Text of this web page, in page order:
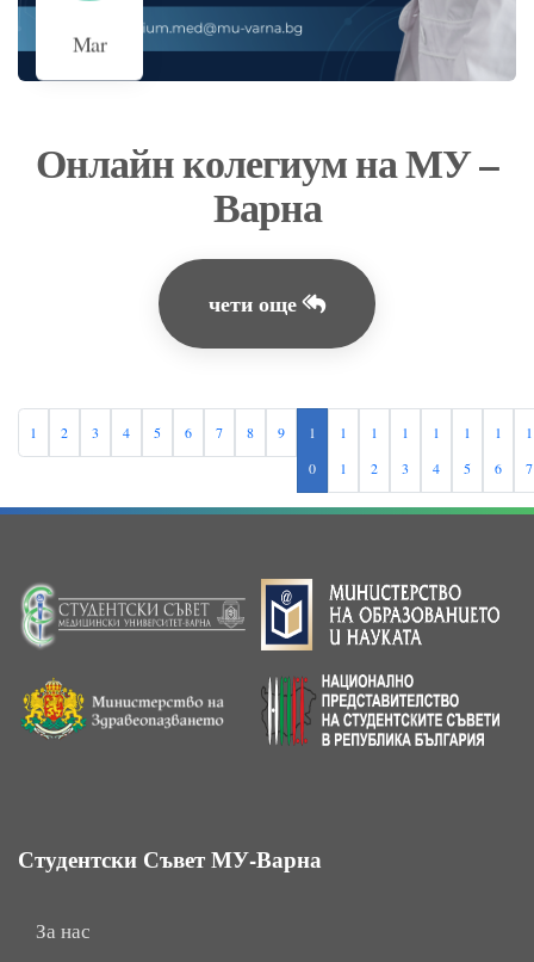
Mar
Онлайн колегиум на МУ –
Варна
чети още
1 2 3 4 5 6 7 8 9
1
0
1
1
1
2
1
3
1
4
1
5
1
6
1
7
Студентски Съвет МУ-Варна
За нас